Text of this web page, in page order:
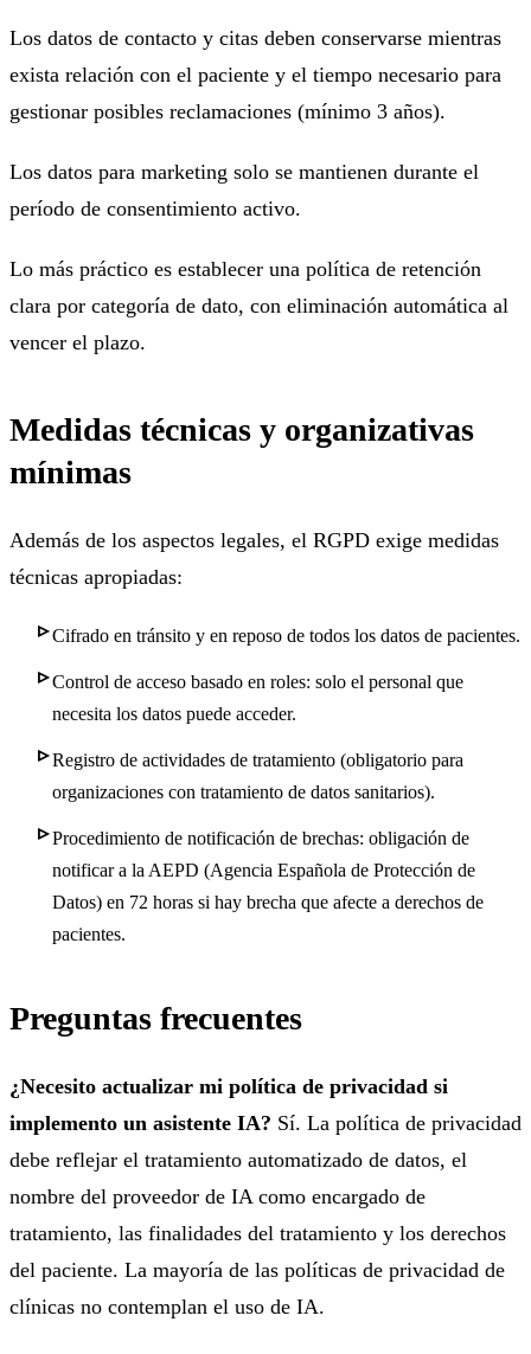
Los datos de contacto y citas deben conservarse mientras
exista relación con el paciente y el tiempo necesario para
gestionar posibles reclamaciones (mínimo 3 años).
Los datos para marketing solo se mantienen durante el
período de consentimiento activo.
Lo más práctico es establecer una política de retención
clara por categoría de dato, con eliminación automática al
vencer el plazo.
Medidas técnicas y organizativas
mínimas
Además de los aspectos legales, el RGPD exige medidas
técnicas apropiadas:
Cifrado en tránsito y en reposo de todos los datos de pacientes.
Control de acceso basado en roles: solo el personal que
necesita los datos puede acceder.
Registro de actividades de tratamiento (obligatorio para
organizaciones con tratamiento de datos sanitarios).
Procedimiento de notificación de brechas: obligación de
notificar a la AEPD (Agencia Española de Protección de
Datos) en 72 horas si hay brecha que afecte a derechos de
pacientes.
Preguntas frecuentes
¿Necesito actualizar mi política de privacidad si
implemento un asistente IA? Sí. La política de privacidad
debe reflejar el tratamiento automatizado de datos, el
nombre del proveedor de IA como encargado de
tratamiento, las finalidades del tratamiento y los derechos
del paciente. La mayoría de las políticas de privacidad de
clínicas no contemplan el uso de IA.